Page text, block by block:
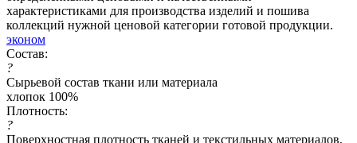
характеристиками для производства изделий и пошива
коллекций нужной ценовой категории готовой продукции.
эконом
Состав:
?
Сырьевой состав ткани или материала
хлопок 100%
Плотность:
?
Поверхностная плотность тканей и текстильных материалов,